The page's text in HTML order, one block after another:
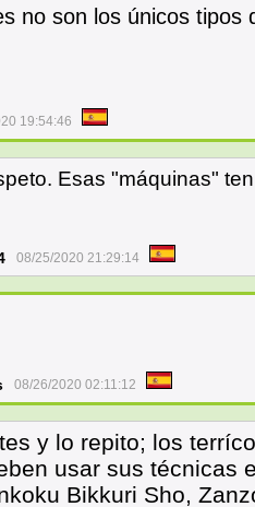
no son los únicos
19:54:46
Esas "máquinas"
08/25/2020 21:29:14
08/26/2020 02:11:12
y lo repito; los
usar sus técnicas
Bikkuri Sho,